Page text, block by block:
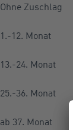
Ohne Zuschlag
1.-12. Monat
13.-24. Monat
25.-36. Monat
ab 37. Monat